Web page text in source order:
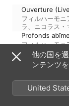
Ouverture
フィルハーモニ
ラ、 ニコラス・
Profonds
フィルハーモニ
、ニコラス・
Labonnette
Notre gloire
、Marc
Baroque
他の国を
ンテンツ
United